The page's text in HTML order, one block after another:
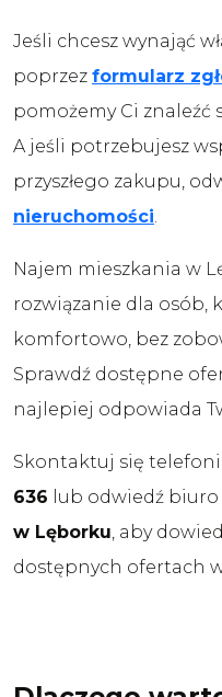
Jeśli chcesz wynająć
poprzez formularz
pomożemy Ci znaleźć
A jeśli potrzebujesz
przyszłego zakupu,
nieruchomości.
Najem mieszkania w
rozwiązanie dla osób,
komfortowo, bez
Sprawdź dostępne
najlepiej odpowiada
Skontaktuj się
636 lub odwiedź
w Lęborku, aby
dostępnych ofertach